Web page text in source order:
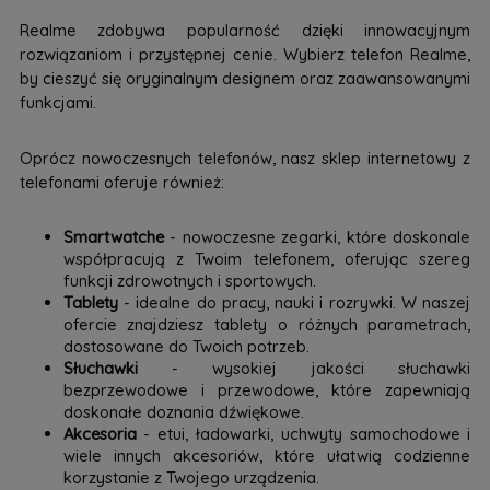
Realme zdobywa popularność dzięki innowacyjnym
rozwiązaniom i przystępnej cenie. Wybierz telefon Realme,
by cieszyć się oryginalnym designem oraz zaawansowanymi
funkcjami.
Oprócz nowoczesnych telefonów, nasz sklep internetowy z
telefonami oferuje również:
Smartwatche- nowoczesne zegarki, które doskonale
współpracują z Twoim telefonem, oferując szereg
funkcji zdrowotnych i sportowych.
Tablety- idealne do pracy, nauki i rozrywki. W naszej
ofercie znajdziesz tablety o różnych parametrach,
dostosowane do Twoich potrzeb.
Słuchawki- wysokiej jakości słuchawki
bezprzewodowe i przewodowe, które zapewniają
doskonałe doznania dźwiękowe.
Akcesoria- etui, ładowarki, uchwyty samochodowe i
wiele innych akcesoriów, które ułatwią codzienne
korzystanie z Twojego urządzenia.